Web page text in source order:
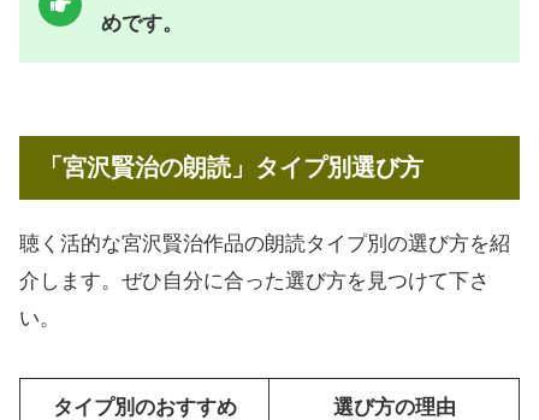
めです。
「宮沢賢治の朗読」タイプ別選び方
聴く活的な宮沢賢治作品の朗読タイプ別の選び方を紹
介します。ぜひ自分に合った選び方を見つけて下さ
い。
タイプ別のおすすめ 選び方の理由